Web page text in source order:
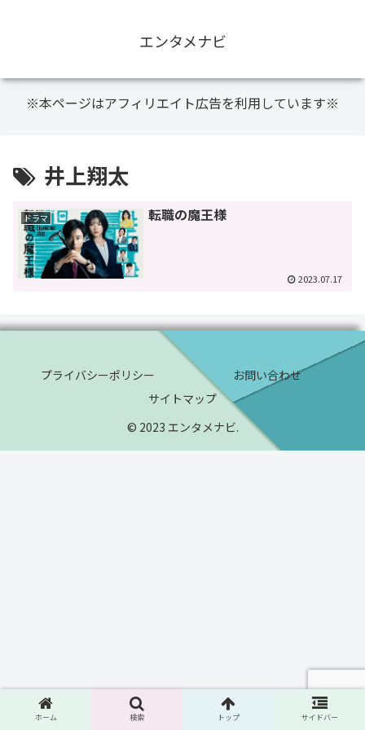
エンタメナビ
※本ページはアフィリエイト広告を利用しています※
井上翔太
ドラマ 転職の魔王様
2023.07.17
プライバシーポリシー
お問い合わせ
サイトマップ
© 2023 エンタメナビ.
ホーム 検索 トップ サイドバー